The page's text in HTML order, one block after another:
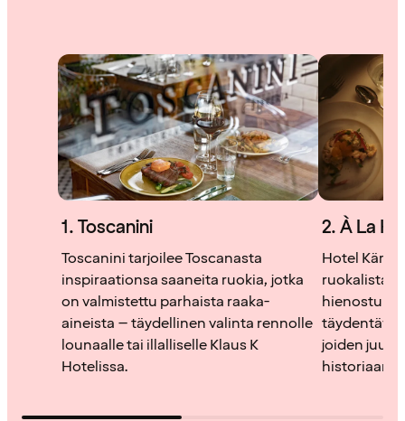
1. Toscanini
Toscanini tarjoilee Toscanasta
inspiraationsa saaneita ruokia, jotka
on valmistettu parhaista raaka-
aineista – täydellinen valinta rennolle
lounaalle tai illalliselle Klaus K
Hotelissa.
2. À La
Hotel
ruokalistan
joiden
historiaan.